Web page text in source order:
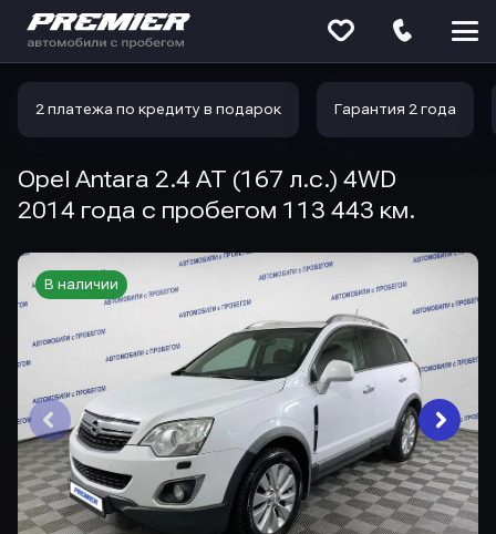
2 платежа по кредиту в подарок Гарантия 2 года
Opel Antara 2.4 AT (167 л.с.) 4WD
2014 года с пробегом 113 443 км.
В наличии